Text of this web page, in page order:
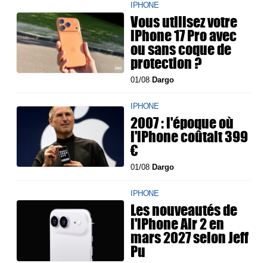
IPHONE
Vous utilisez votre
iPhone 17 Pro avec
ou sans coque de
protection ?
01/08 Dargo
IPHONE
2007 : l'époque où
l'iPhone coûtait 399
€
01/08 Dargo
IPHONE
Les nouveautés de
l'iPhone Air 2 en
mars 2027 selon Jeff
Pu